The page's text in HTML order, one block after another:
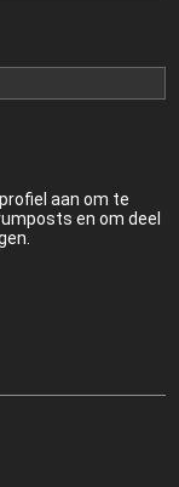
aan om te
en om deel